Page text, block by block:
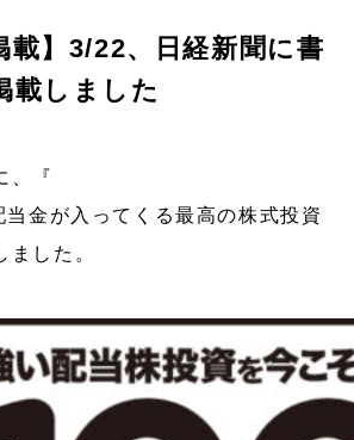
載】3/22、日経新聞に書
載しました
、『
金が入ってくる最高の株式投資
ました。